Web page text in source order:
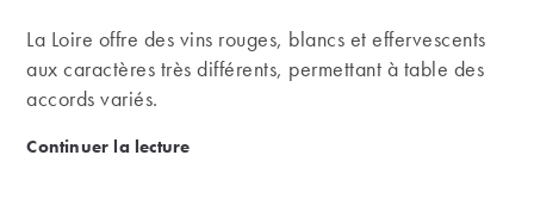
La Loire offre des vins rouges, blancs et effervescents
aux caractères très différents, permettant à table des
accords variés.
Continuer la lectureQuels accords à table avec les vins de Loire ?